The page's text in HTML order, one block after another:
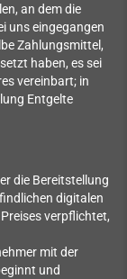
an dem die
uns eingegangen
Zahlungsmittel,
haben, es sei
vereinbart; in
Entgelte
die Bereitstellung
digitalen
verpflichtet,
mit der
und